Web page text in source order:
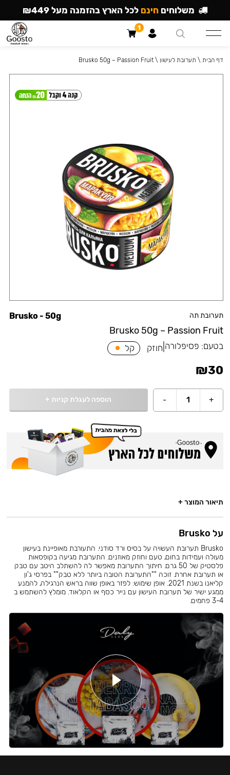
תערובת תה
Brusko 50g – Passion Fruit
Brusko - 50g
בטעם: פסיפלורה חוזק קל
₪30
+
1
- הוספה לעגלת קניות +
דף הבית \ תערובת לעישון \
Brusko 50g – Passion Fruit
תיאור המוצר +
על Brusko
Brusko תערובת העשויה על בסיס ורד סודני. התעורבת מאופיינת בעישון
מעולה ועמידות בחום, טעם וחוזק מאוזנים. התערובת מגיעה בקופסאות
פלסטיק של 50 גרם. חיתוך התערובת מאפשר לה להשתלב היטב עם טבק
או תערובת אחרת. זוכה ""התערובת הטובה ביותר ללא טבק"" בפרסי ג'ון
קליאנו בשנת 2021. אופן שימוש: לפזר באופן שווה בראש הנרגילה, להמנע
ממגע ישיר של תערובת העישון עם נייר כסף או הקלאוד. מומלץ להשתמש ב
3-4 פחמים.
משלוחים חינם לכל הארץ בהזמנה מעל ₪449
1